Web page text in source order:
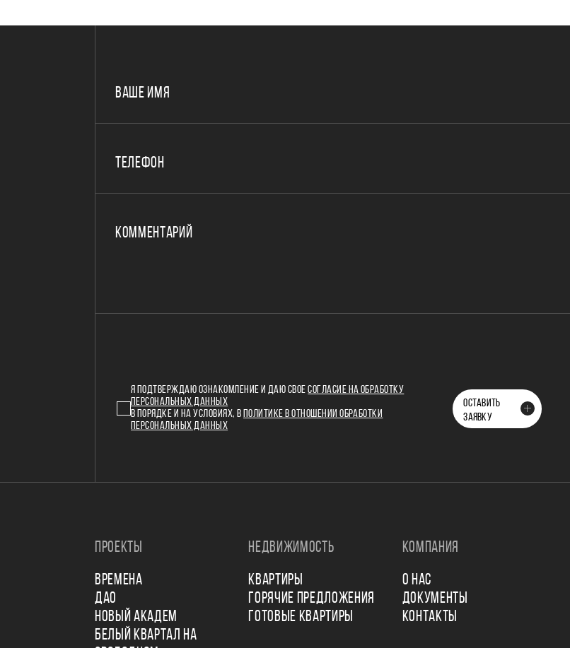
ВАШЕ ИМЯ
ТЕЛЕФОН
КОММЕНТАРИЙ
Я ПОДТВЕРЖДАЮ ОЗНАКОМЛЕНИЕ И ДАЮ СВОЕСОГЛАСИЕ НА ОБРАБОТКУ
ПЕРСОНАЛЬНЫХ ДАННЫХ
В ПОРЯДКЕ И НА УСЛОВИЯХ, В
ПОЛИТИКЕ В ОТНОШЕНИИ ОБРАБОТКИ
ПЕРСОНАЛЬНЫХ ДАННЫХ
ОСТАВИТЬ
ЗАЯВКУ
ПРОЕКТЫ
ВРЕМЕНА
ДАО
НОВЫЙ АКАДЕМ
БЕЛЫЙ КВАРТАЛ НА
НЕДВИЖИМОСТЬ
КВАРТИРЫ
ГОРЯЧИЕ ПРЕДЛОЖЕНИЯ
ГОТОВЫЕ КВАРТИРЫ
КОМПАНИЯ
О НАС
ДОКУМЕНТЫ
КОНТАКТЫ